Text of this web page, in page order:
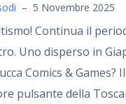
– 5 Novembre 2025
Continua il
Uno disperso in
Comics &
pulsante della